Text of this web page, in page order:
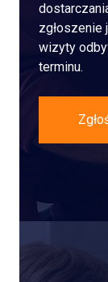
wizyty
terminu.